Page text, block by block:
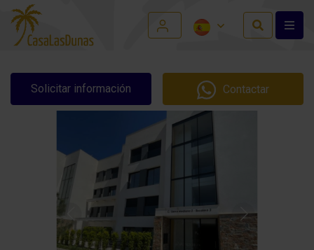
Solicitar información Contactar